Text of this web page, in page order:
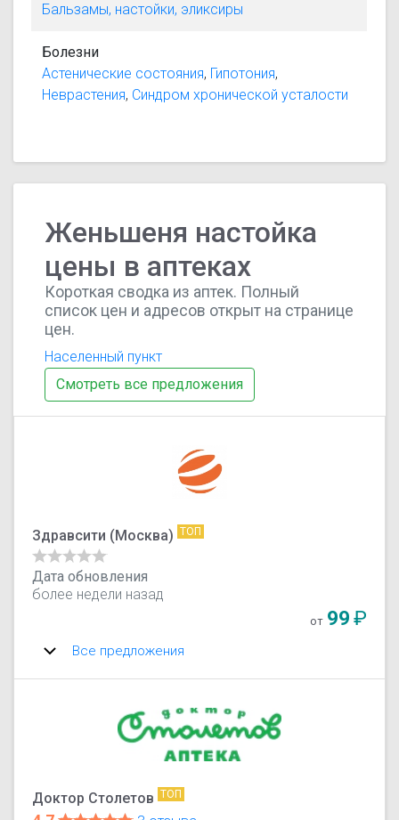
Бальзамы, настойки, эликсиры
Болезни
Астенические состояния, Гипотония,
Неврастения, Синдром хронической усталости
Женьшеня настойка
цены в аптеках
Короткая сводка из аптек. Полный
список цен и адресов открыт на странице
цен.
Населенный пункт
Смотреть все предложения
Здравсити (Москва) ТОП
Дата обновления
более недели назад
от 99₽
Все предложения
Доктор Столетов ТОП